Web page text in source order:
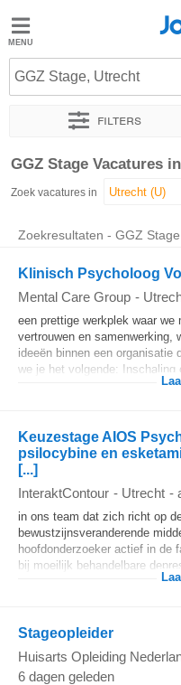
Jobted
Vacatures
Salarissen
GGZ Stage, Utrecht
Filters
Sorteer op Exacte locatie
GGZ Stage Vacatures
Zoek vacatures in
Zoekresultaten - GGZ
Klinisch Psycholoog
Mental Care Group -
een prettige werkplek waar
vertrouwen en samenwerking,
ideeën binnen een organisatie
we je het volgende: Inschaling
Keuzestage AIOS
psilocybine en
[...]
InteraktContour - Utrecht -
in ons team dat zich richt op
bewustzijnsveranderende
hoofdonderzoeker actief in de
bij moeilijk behandelbare
Stageopleider
Huisarts Opleiding
6 dagen geleden